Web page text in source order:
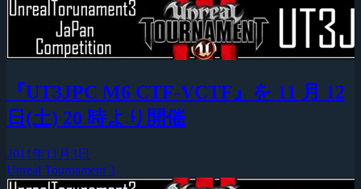
『UT3JPC M6 CTF-VCTF』を 11 月 12
日(土) 20 時より開催
2011年11月3日
Unreal Tournament 3